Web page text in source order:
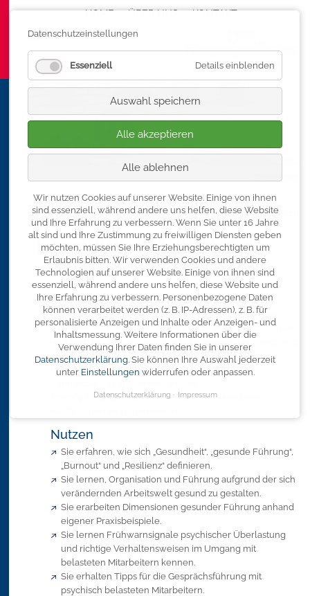
Navigation überspringen
HOME ÜBER UNS KONTAKT
« zurück zur Seminarübersicht
Gesund führen und
Resilienz fördern
Inhalt
Sie möchten einen gesunden Führungsstil praktizieren
sowie stressbedingte Belastungen bei Ihren Beschäftigten
und auch bei sich selbst frühzeitig erkennen und langfristig
beseitigen? In diesem Seminar erhalten Sie hilfreiche
Praxistipps für einen gesundheitsfördernden
Erschöpfungssymptomen und damit verbundenen
Nutzen
Sie erfahren, wie sich „Gesundheit“, „gesunde Führung“,
„Burnout“ und „Resilienz“ definieren.
Sie lernen, Organisation und Führung aufgrund der sich
verändernden Arbeitswelt gesund zu gestalten.
Sie erarbeiten Dimensionen gesunder Führung anhand
eigener Praxisbeispiele.
Sie lernen Frühwarnsignale psychischer Überlastung
und richtige Verhaltensweisen im Umgang mit
belasteten Mitarbeitern kennen.
Sie erhalten Tipps für die Gesprächsführung mit
psychisch belasteten Mitarbeitern.
Datenschutzeinstellungen
Essenziell Details einblenden
Auswahl speichern
Alle akzeptieren
Alle ablehnen
Wir nutzen Cookies auf unserer Website. Einige von ihnen
sind essenziell, während andere uns helfen, diese Website
und Ihre Erfahrung zu verbessern. Wenn Sie unter 16 Jahre
alt sind und Ihre Zustimmung zu freiwilligen Diensten geben
möchten, müssen Sie Ihre Erziehungsberechtigten um
Erlaubnis bitten. Wir verwenden Cookies und andere
Technologien auf unserer Website. Einige von ihnen sind
essenziell, während andere uns helfen, diese Website und
Ihre Erfahrung zu verbessern. Personenbezogene Daten
können verarbeitet werden (z. B. IP-Adressen), z. B. für
personalisierte Anzeigen und Inhalte oder Anzeigen- und
Inhaltsmessung. Weitere Informationen über die
Verwendung Ihrer Daten finden Sie in unserer
Datenschutzerklärung. Sie können Ihre Auswahl jederzeit
unter Einstellungen widerrufen oder anpassen.
Datenschutzerklärung Impressum